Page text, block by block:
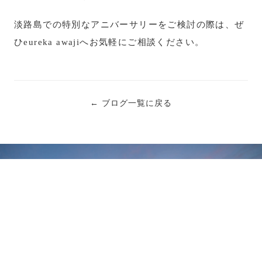
淡路島での特別なアニバーサリーをご検討の際は、ぜ
ひeureka awajiへお気軽にご相談ください。
← ブログ一覧に戻る